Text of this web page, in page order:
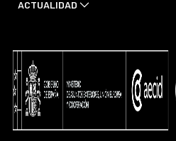
ACTUALIDAD